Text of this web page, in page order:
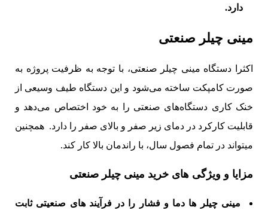
دارد.
مینی چیلر صنعتی
اکثرا دستگاه مینی چیلر صنعتی، با توجه به ظرفیت پروژه به
صورت کامپکت ساخته می‌شود و این دستگاه طیف وسیعی از
خنک کاری دستگاه‌های صنعتی را به خود اختصاص می‌دهد و
قابلیت کارکرد در دمای زیر صفر و بالای صفر را دارد. همچنین
میتواند در تمام فصول سال، با راندمان بالا کار کند.
مزایا و ویژگی های خرید مینی چیلر صنعتی
مینی چیلر ها دما و فشار را در فرآیند های صنعیتی ثابت